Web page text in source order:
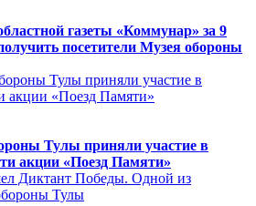
газеты «Коммунар» за 9
посетители Музея обороны
Тулы приняли участие в
акции «Поезд Памяти»